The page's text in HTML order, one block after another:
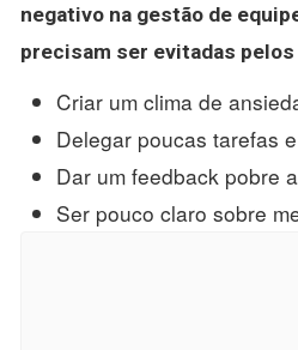
negativo na gestão de
precisam ser evitadas
Criar um clima de
Delegar poucas tarefas
Dar um feedback pobre
Ser pouco claro sobre